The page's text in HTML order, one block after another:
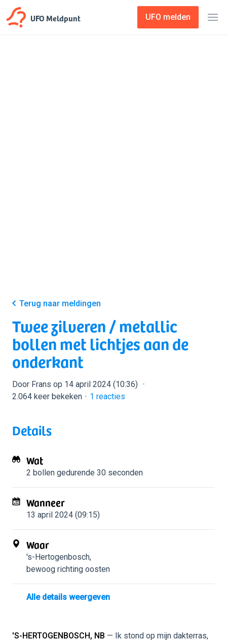
UFO Meldpunt UFO melden
Terug naar meldingen
Twee zilveren / metallic
bollen met lichtjes aan de
onderkant
Door Frans op 14 april 2024 (10:36)
2.064 keer bekeken
1 reacties
Details
Wat
2 bollen gedurende 30 seconden
Wanneer
13 april 2024 (09:15)
Waar
's-Hertogenbosch,
bewoog richting oosten
Alle details weergeven
'S-HERTOGENBOSCH, NB — Ik stond op mijn dakterras,